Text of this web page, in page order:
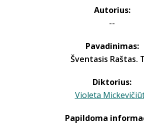
Autorius:
--
Pavadinimas:
Šventasis Raštas.
Diktorius:
Violeta
Papildoma